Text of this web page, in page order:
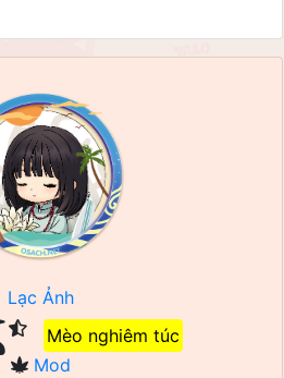
Lạc Ảnh
Mèo nghiêm túc
Mod